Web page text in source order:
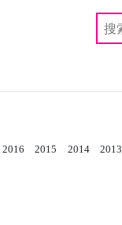
2016 2015 2014 2013